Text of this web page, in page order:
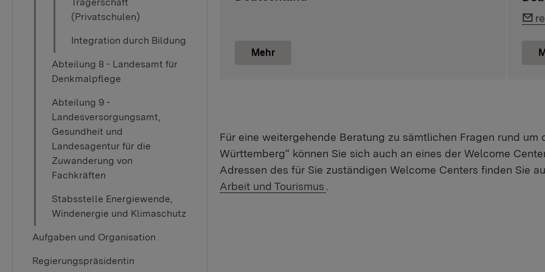
(Privatschulen)
Integration durch Bildung
Abteilung 8 - Landesamt für
Denkmalpflege
Abteilung 9 -
Landesversorgungsamt,
Gesundheit und
Landesagentur für die
Zuwanderung von
Fachkräften
Stabsstelle Energiewende,
Windenergie und Klimaschutz
Aufgaben und Organisation
Regierungspräsidentin
Mehr
Für eine weitergehende Beratung zu sämtlichen Fragen rund um
Württemberg“ können Sie sich auch an eines der Welcome
Adressen des für Sie zuständigen Welcome Centers finden Sie
Arbeit und Tourismus